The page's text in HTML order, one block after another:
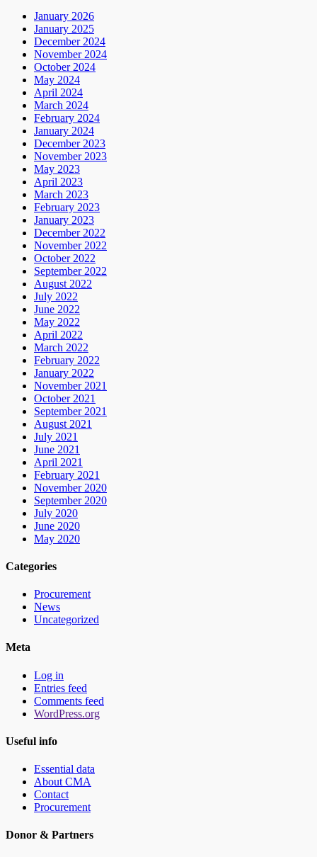
January 2026
January 2025
December 2024
November 2024
October 2024
May 2024
April 2024
March 2024
February 2024
January 2024
December 2023
November 2023
May 2023
April 2023
March 2023
February 2023
January 2023
December 2022
November 2022
October 2022
September 2022
August 2022
July 2022
June 2022
May 2022
April 2022
March 2022
February 2022
January 2022
November 2021
October 2021
September 2021
August 2021
July 2021
June 2021
April 2021
February 2021
November 2020
September 2020
July 2020
June 2020
May 2020
Categories
Procurement
News
Uncategorized
Meta
Log in
Entries feed
Comments feed
WordPress.org
Useful info
Essential data
About CMA
Contact
Procurement
Donor & Partners